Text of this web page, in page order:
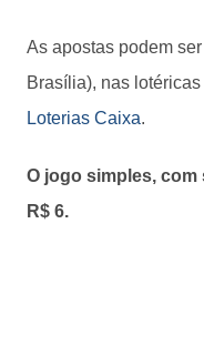
As apostas podem
Brasília), nas
Loterias Caixa.
O jogo simples,
R$ 6.